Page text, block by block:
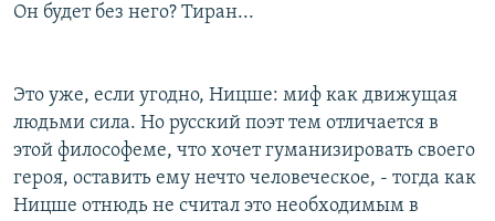
Он будет без него? Тиран...
Это уже, если угодно, Ницше: миф как движущая
людьми сила. Но русский поэт тем отличается в
этой философеме, что хочет гуманизировать своего
героя, оставить ему нечто человеческое, - тогда как
Ницше отнюдь не считал это необходимым в